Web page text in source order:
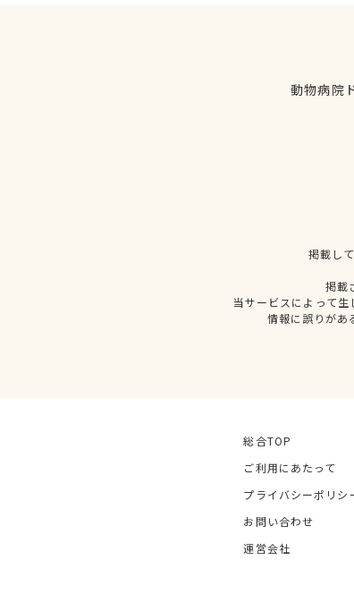
動物病院
掲載し
掲載
当サービスによって
情報に誤りがあ
総合TOP
ご利用にあたって
プライバシーポリシ
お問い合わせ
運営会社